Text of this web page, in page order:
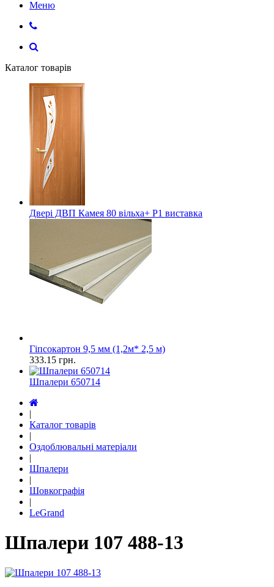
Меню
Каталог товарів
Двері ДВП Камея 80 вільха+ Р1 виставка
Гіпсокартон 9,5 мм (1,2м* 2,5 м)
333.15 грн.
Шпалери 650714
|
Каталог товарів
|
Оздоблювальні матеріали
|
Шпалери
|
Шовкографія
|
LeGrand
Шпалери 107 488-13